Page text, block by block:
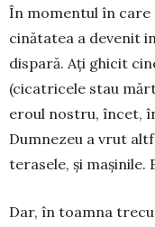
În momentul în
cinătatea a devenit
dispară. Ați ghicit
(cicatricele stau
eroul nostru, încet,
Dumnezeu a vrut
terasele, și mașinile.
Dar, în toamna